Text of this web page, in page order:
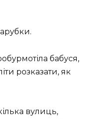
бабуся,
розказати, як
вулиць,